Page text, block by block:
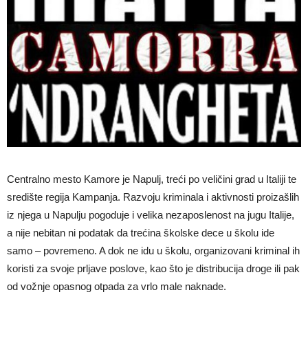
Centralno mesto Kamore je Napulj, treći po veličini grad u Italiji te
središte regija Kampanja. Razvoju kriminala i aktivnosti proizašlih
iz njega u Napulju pogoduje i velika nezaposlenost na jugu Italije,
a nije nebitan ni podatak da trećina školske dece u školu ide
samo – povremeno. A dok ne idu u školu, organizovani kriminal ih
koristi za svoje prljave poslove, kao što je distribucija droge ili pak
od vožnje opasnog otpada za vrlo male naknade.